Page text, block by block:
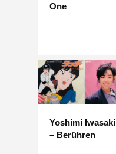
One
Yoshimi Iwasaki
– Berühren